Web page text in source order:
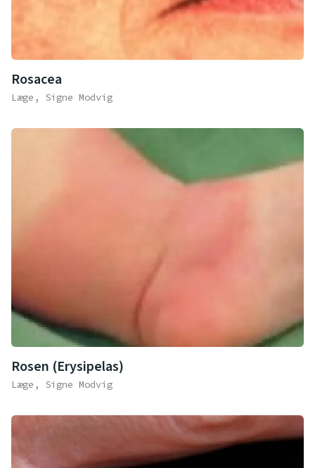
Rosacea
Læge, Signe Modvig
Rosen (Erysipelas)
Læge, Signe Modvig